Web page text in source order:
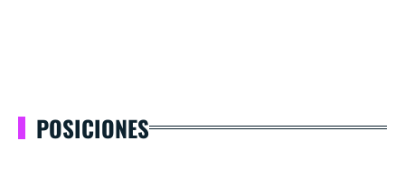
POSICIONES